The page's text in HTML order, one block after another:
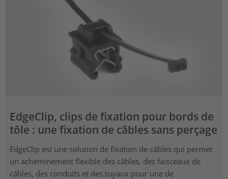
EdgeClip, clips de fixation pour bords de
tôle : une fixation de câbles sans perçage
EdgeClip est une solution de fixation de câbles qui permet
un acheminement flexible des câbles, des faisceaux de
câbles, des conduits et des tuyaux pour une de